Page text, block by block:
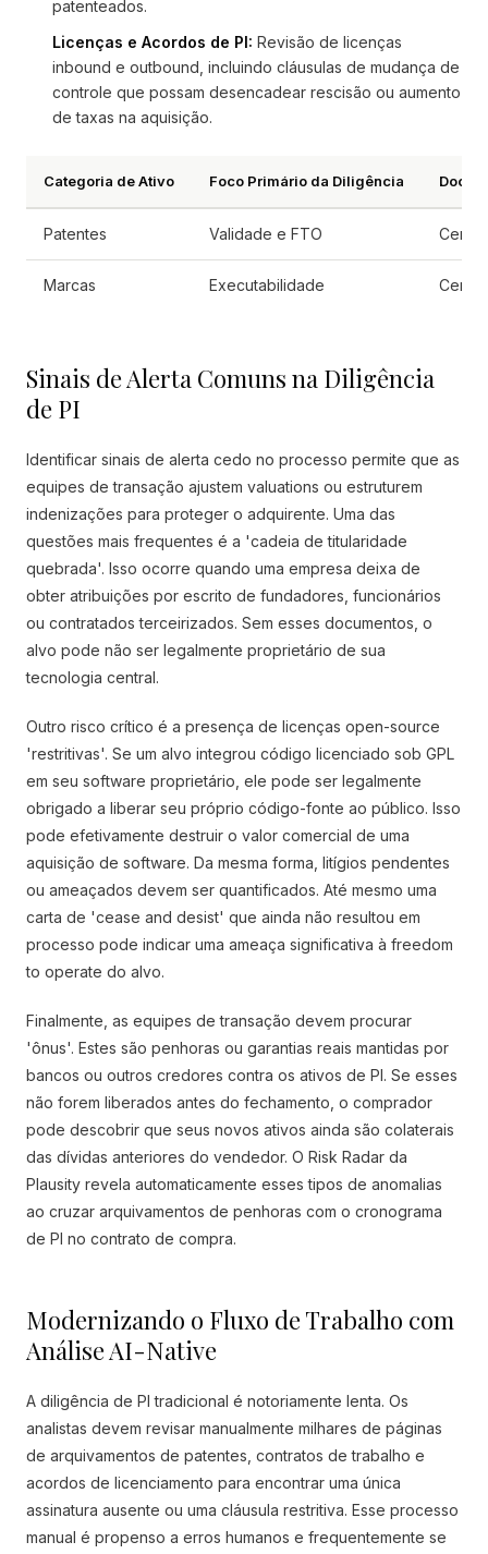
patenteados.
Licenças e Acordos de PI: Revisão de licenças
inbound e outbound, incluindo cláusulas de mudança de
controle que possam desencadear rescisão ou aumento
de taxas na aquisição.
Categoria de Ativo Foco Primário da Diligência
Patentes Validade e FTO
Marcas Executabilidade
Sinais de Alerta Comuns na Diligência
de PI
Identificar sinais de alerta cedo no processo permite que as
equipes de transação ajustem valuations ou estruturem
indenizações para proteger o adquirente. Uma das
questões mais frequentes é a 'cadeia de titularidade
quebrada'. Isso ocorre quando uma empresa deixa de
obter atribuições por escrito de fundadores, funcionários
ou contratados terceirizados. Sem esses documentos, o
alvo pode não ser legalmente proprietário de sua
tecnologia central.
Outro risco crítico é a presença de licenças open-source
'restritivas'. Se um alvo integrou código licenciado sob GPL
em seu software proprietário, ele pode ser legalmente
obrigado a liberar seu próprio código-fonte ao público. Isso
pode efetivamente destruir o valor comercial de uma
aquisição de software. Da mesma forma, litígios pendentes
ou ameaçados devem ser quantificados. Até mesmo uma
carta de 'cease and desist' que ainda não resultou em
processo pode indicar uma ameaça significativa à freedom
to operate do alvo.
Finalmente, as equipes de transação devem procurar
'ônus'. Estes são penhoras ou garantias reais mantidas por
bancos ou outros credores contra os ativos de PI. Se esses
não forem liberados antes do fechamento, o comprador
pode descobrir que seus novos ativos ainda são colaterais
das dívidas anteriores do vendedor. O Risk Radar da
Plausity revela automaticamente esses tipos de anomalias
ao cruzar arquivamentos de penhoras com o cronograma
de PI no contrato de compra.
Modernizando o Fluxo de Trabalho com
Análise AI-Native
A diligência de PI tradicional é notoriamente lenta. Os
analistas devem revisar manualmente milhares de páginas
de arquivamentos de patentes, contratos de trabalho e
acordos de licenciamento para encontrar uma única
assinatura ausente ou uma cláusula restritiva. Esse processo
manual é propenso a erros humanos e frequentemente se